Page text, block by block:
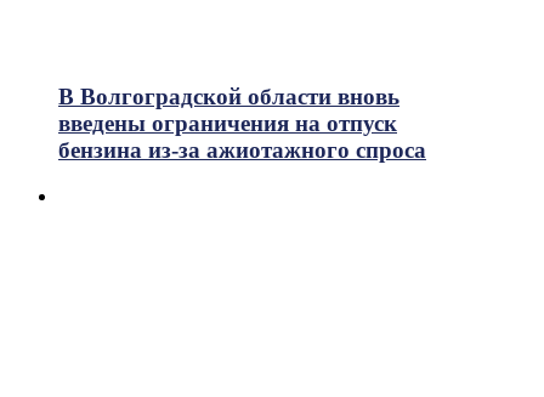
В Волгоградской области вновь
введены ограничения на отпуск
бензина из-за ажиотажного спроса